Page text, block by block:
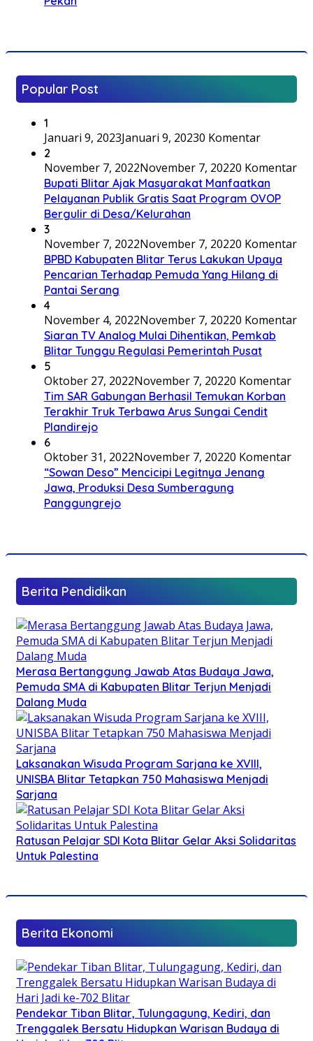
Popular Post
1
Januari 9, 2023Januari 9, 20230 Komentar
2
November 7, 2022November 7, 20220 Komentar
Bupati Blitar Ajak Masyarakat Manfaatkan
Pelayanan Publik Gratis Saat Program OVOP
Bergulir di Desa/Kelurahan
3
November 7, 2022November 7, 20220 Komentar
BPBD Kabupaten Blitar Terus Lakukan Upaya
Pencarian Terhadap Pemuda Yang Hilang di
Pantai Serang
4
November 4, 2022November 7, 20220 Komentar
Siaran TV Analog Mulai Dihentikan, Pemkab
Blitar Tunggu Regulasi Pemerintah Pusat
5
Oktober 27, 2022November 7, 20220 Komentar
Tim SAR Gabungan Berhasil Temukan Korban
Terakhir Truk Terbawa Arus Sungai Cendit
Plandirejo
6
Oktober 31, 2022November 7, 20220 Komentar
“Sowan Deso” Mencicipi Legitnya Jenang
Jawa, Produksi Desa Sumberagung
Panggungrejo
Berita Pendidikan
Merasa Bertanggung Jawab Atas Budaya Jawa,
Pemuda SMA di Kabupaten Blitar Terjun Menjadi
Dalang Muda
Laksanakan Wisuda Program Sarjana ke XVIII,
UNISBA Blitar Tetapkan 750 Mahasiswa Menjadi
Sarjana
Ratusan Pelajar SDI Kota Blitar Gelar Aksi Solidaritas
Untuk Palestina
Berita Ekonomi
Pendekar Tiban Blitar, Tulungagung, Kediri, dan
Trenggalek Bersatu Hidupkan Warisan Budaya di